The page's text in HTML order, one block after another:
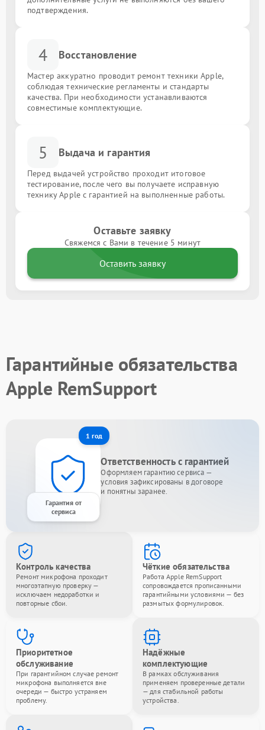
подтверждения.
4 Восстановление
Мастер аккуратно проводит ремонт техники Apple,
соблюдая технические регламенты и стандарты
качества. При необходимости устанавливаются
совместимые комплектующие.
5 Выдача и гарантия
Перед выдачей устройство проходит итоговое
тестирование, после чего вы получаете исправную
технику Apple с гарантией на выполненные работы.
Оставьте заявку
Свяжемся с Вами в течение 5 минут
Оставить заявку
Гарантийные обязательства
Apple RemSupport
1 год
Гарантия от
сервиса
Ответственность с гарантией
Оформляем гарантию сервиса —
условия зафиксированы в договоре
и понятны заранее.
Контроль качества
Ремонт микрофона проходит
многоэтапную проверку —
исключаем недоработки и
повторные сбои.
Чёткие обязательства
Работа Apple RemSupport
сопровождается прописанными
гарантийными условиями — без
размытых формулировок.
Приоритетное
обслуживание
При гарантийном случае ремонт
микрофона выполняется вне
очереди — быстро устраняем
проблему.
Надёжные
комплектующие
В рамках обслуживания
применяем проверенные детали
— для стабильной работы
устройства.